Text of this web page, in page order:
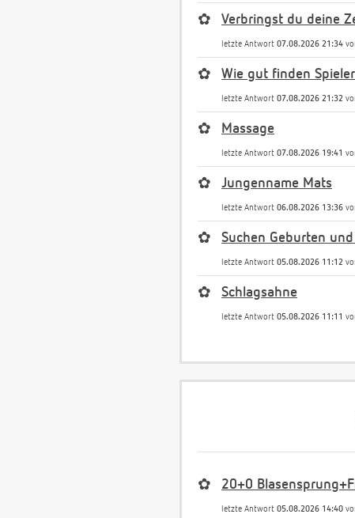
✿ Verbringst du deine
letzte Antwort 07.08.2026 21:34
✿ Wie gut finden
letzte Antwort 07.08.2026 21:32
✿ Massage
letzte Antwort 07.08.2026 19:41
✿ Jungenname Mats
letzte Antwort 06.08.2026 13:36
✿ Suchen Geburten
letzte Antwort 05.08.2026 11:12
✿ Schlagsahne
letzte Antwort 05.08.2026 11:11
✿ 20+0
letzte Antwort 05.08.2026 14:40